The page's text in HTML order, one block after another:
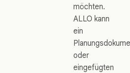
möchten.
ALLO kann
ein
oder
eingefügten